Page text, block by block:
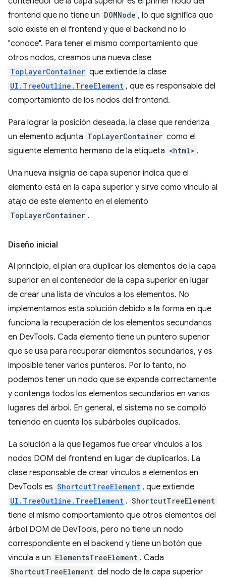
frontend que no tiene un DOMNode , lo que significa que
solo existe en el frontend y que el backend no lo
"conoce". Para tener el mismo comportamiento que
otros nodos, creamos una nueva clase
TopLayerContainer que extiende la clase
UI.TreeOutline.TreeElement , que es responsable del
comportamiento de los nodos del frontend.
Para lograr la posición deseada, la clase que renderiza
un elemento adjunta TopLayerContainer como el
siguiente elemento hermano de la etiqueta <html> .
Una nueva insignia de capa superior indica que el
elemento está en la capa superior y sirve como vínculo al
atajo de este elemento en el elemento
TopLayerContainer .
Diseño inicial
Al principio, el plan era duplicar los elementos de la capa
superior en el contenedor de la capa superior en lugar
de crear una lista de vínculos a los elementos. No
implementamos esta solución debido a la forma en que
funciona la recuperación de los elementos secundarios
en DevTools. Cada elemento tiene un puntero superior
que se usa para recuperar elementos secundarios, y es
imposible tener varios punteros. Por lo tanto, no
podemos tener un nodo que se expanda correctamente
y contenga todos los elementos secundarios en varios
lugares del árbol. En general, el sistema no se compiló
teniendo en cuenta los subárboles duplicados.
La solución a la que llegamos fue crear vínculos a los
nodos DOM del frontend en lugar de duplicarlos. La
clase responsable de crear vínculos a elementos en
DevTools es ShortcutTreeElement , que extiende
UI.TreeOutline.TreeElement . ShortcutTreeElement
tiene el mismo comportamiento que otros elementos del
árbol DOM de DevTools, pero no tiene un nodo
correspondiente en el backend y tiene un botón que
vincula a un ElementsTreeElement . Cada
ShortcutTreeElement del nodo de la capa superior